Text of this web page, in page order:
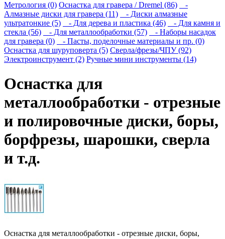
Метрология (0) Оснастка для гравера / Dremel (86)
-
Алмазные диски для гравера (11)
- Диски алмазные
ультратонкие (5)
- Для дерева и пластика (46)
- Для камня и
стекла (56)
- Для металлообработки (57)
- Наборы насадок
для гравера (0)
- Пасты, поделочные материалы и пр. (0)
Оснастка для шуруповерта (5) Сверла/фрезы/ЧПУ (92)
Электроинструмент (2) Ручные мини инструменты (14)
Оснастка для
металлообработки - отрезные
и полировочные диски, боры,
борфрезы, шарошки, сверла
и т.д.
Оснастка для металлообработки - отрезные диски, боры,